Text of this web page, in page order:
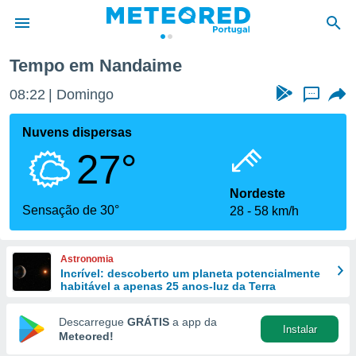
da
foi
fornecidas
a este
das
e
forma
digital
Tempo em Nandaime
08:22 Domingo ...
Nuvens dispersas
27°
Sensação de 30°
Nordeste
28
58 km/h
Astronomia
Incrível: descoberto um planeta potencialmente
habitável a apenas 25 anos-luz da Terra
Descarregue GRÁTIS a app da
Meteored!
Instalar